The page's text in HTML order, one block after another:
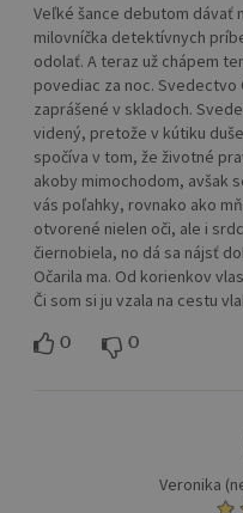
Veľké šance debutom dávať
milovníčka detektívnych
odolať. A teraz už chápem
povediac za noc.
zaprášené v skladoch.
videný, pretože v kútiku
spočíva v tom, že životné
akoby mimochodom, avšak
vás poľahky, rovnako ako
otvorené nielen oči, ale i
čiernobiela, no dá sa nájsť
Očarila ma. Od korienkov
Či som si ju vzala na cestu
0 0
Veronika